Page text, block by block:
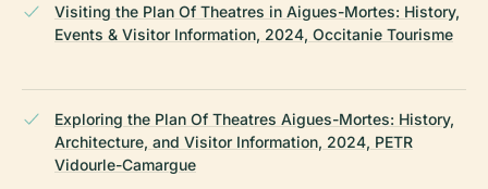
Visiting the Plan Of Theatres in Aigues-Mortes: History,
Events & Visitor Information, 2024, Occitanie Tourisme
Exploring the Plan Of Theatres Aigues-Mortes: History,
Architecture, and Visitor Information, 2024, PETR
Vidourle-Camargue